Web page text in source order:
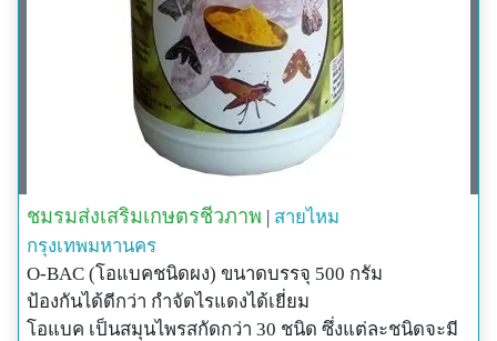
ชมรมส่งเสริมเกษตรชีวภาพ | สายไหม
กรุงเทพมหานคร
O-BAC (โอแบคชนิดผง) ขนาดบรรจุ 500 กรัม
ป้องกันได้ดีกว่า กำจัดไรแดงได้เยี่ยม
โอแบค เป็นสมุนไพรสกัดกว่า 30 ชนิด ซึ่งแต่ละชนิดจะมี